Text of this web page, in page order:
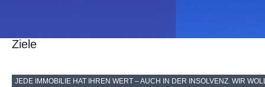
Ziele
JEDE IMMOBILIE HAT IHREN WERT – AUCH IN DER INSOLVENZ. WIR